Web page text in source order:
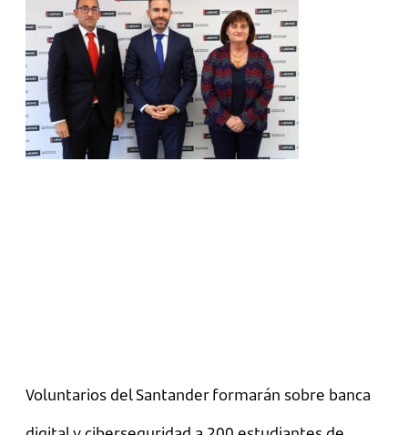
Voluntarios del Santander formarán sobre banca